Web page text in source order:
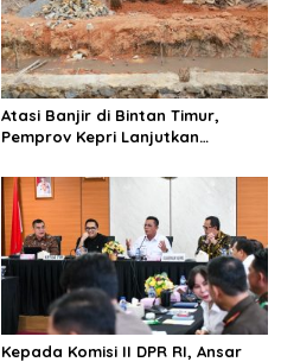
Atasi Banjir di Bintan Timur,
Pemprov Kepri Lanjutkan
Kampung Purwodadi
Kepada Komisi II DPR RI, Ansar